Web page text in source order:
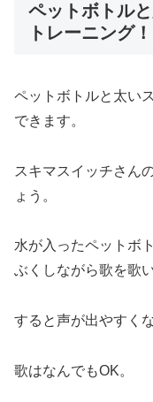
ペットボトル
トレーニング！
ペットボトルと太い
できます。
スキマスイッチさん
ょう。
水が入ったペットボ
ぶくしながら歌を歌
すると声が出やすく
歌はなんでもOK。